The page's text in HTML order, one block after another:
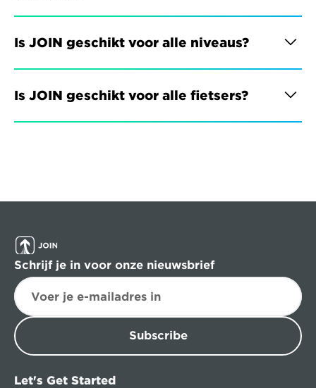
Is JOIN geschikt voor alle niveaus?
Is JOIN geschikt voor alle fietsers?
Schrijf je in voor onze nieuwsbrief
Subscribe
Let's Get Started